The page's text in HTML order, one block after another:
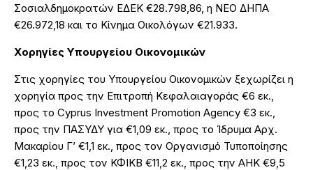
Σοσιαλδημοκρατών ΕΔΕΚ €28.798,86, η ΝΕΟ ΔΗΠΑ
€26.972,18 και το Κίνημα Οικολόγων €21.933.
Χορηγίες Υπουργείου Οικονομικών
Στις χορηγίες του Υπουργείου Οικονομικών ξεχωρίζει η
χορηγία προς την Επιτροπή Κεφαλαιαγοράς €6 εκ.,
προς το Cyprus Investment Promotion Agency €3 εκ.,
προς την ΠΑΣΥΔΥ για €1,09 εκ., προς το Ίδρυμα Αρχ.
Μακαρίου Γ’ €1,1 εκ., προς τον Οργανισμό Τυποποίησης
€1,23 εκ., προς τον ΚΦΙΚΒ €11,2 εκ., προς την ΑΗΚ €9,5